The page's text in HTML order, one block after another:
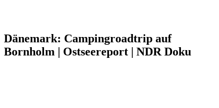
Dänemark: Campingroadtrip auf
Bornholm | Ostseereport | NDR Doku